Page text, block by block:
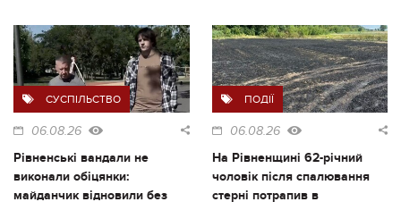
СУСПІЛЬСТВО
06.08.26
Рівненські вандали не
виконали обіцянки:
майданчик відновили без
ПОДІЇ
06.08.26
На Рівненщині 62-річний
чоловік після спалювання
стерні потрапив в